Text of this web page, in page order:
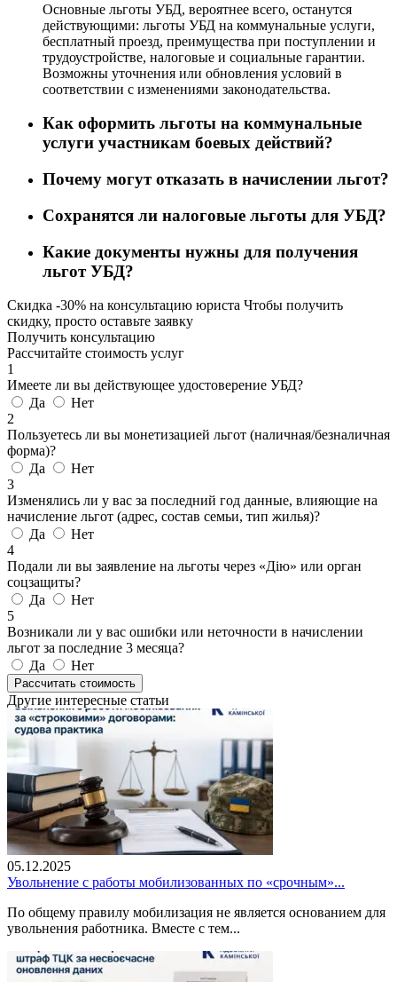
Основные льготы УБД, вероятнее всего, останутся
действующими: льготы УБД на коммунальные услуги,
бесплатный проезд, преимущества при поступлении и
трудоустройстве, налоговые и социальные гарантии.
Возможны уточнения или обновления условий в
соответствии с изменениями законодательства.
Как оформить льготы на коммунальные
услуги участникам боевых действий?
Почему могут отказать в начислении льгот?
Сохранятся ли налоговые льготы для УБД?
Какие документы нужны для получения
льгот УБД?
Скидка -30% на консультацию юриста Чтобы получить
скидку, просто оставьте заявку
Получить консультацию
Рассчитайте стоимость услуг
1
Имеете ли вы действующее удостоверение УБД?
Да
Нет
2
Пользуетесь ли вы монетизацией льгот (наличная/безналичная
форма)?
Да
Нет
3
Изменялись ли у вас за последний год данные, влияющие на
начисление льгот (адрес, состав семьи, тип жилья)?
Да
Нет
4
Подали ли вы заявление на льготы через «Дію» или орган
соцзащиты?
Да
Нет
5
Возникали ли у вас ошибки или неточности в начислении
льгот за последние 3 месяца?
Да
Нет
Рассчитать стоимость
Другие интересные статьи
05.12.2025
Увольнение с работы мобилизованных по «срочным»...
По общему правилу мобилизация не является основанием для
увольнения работника. Вместе с тем...